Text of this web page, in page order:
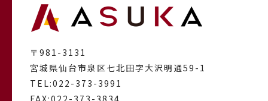
〒981-3131
宮城県仙台市泉区七北田字大沢明通59-1
TEL:022-373-3991
FAX:022-373-3834